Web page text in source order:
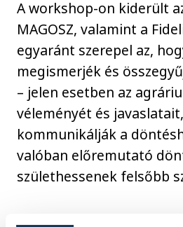
A workshop-on kiderült
MAGOSZ, valamint a
egyaránt szerepel az,
megismerjék és
– jelen esetben az
véleményét és
kommunikálják a
valóban előremutató
születhessenek felsőbb